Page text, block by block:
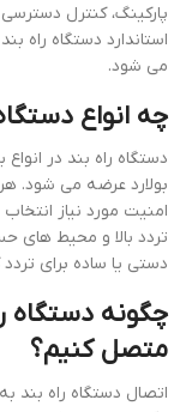
پارکینگ، کنترل
استاندارد دستگاه راه
می شود.
چه انواع
دستگاه راه بند در
بولارد عرضه می شود.
امنیت مورد نیاز
تردد بالا و محیط
دستی یا ساده برای
چگونه دستگاه
متصل کنیم؟
اتصال دستگاه راه بند